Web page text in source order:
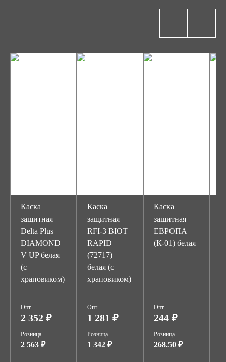
Каска
защитная
Delta Plus
DIAMOND
V UP белая
(с
храповиком)
Опт
2 352 ₽
Розница
2 563 ₽
Каска
защитная
RFI-3 BIOT
RAPID
(72717)
белая (с
храповиком)
Опт
1 281 ₽
Розница
1 342 ₽
Каска
защитная
ЕВРОПА
(К-01) белая
Опт
244 ₽
Розница
268.50 ₽